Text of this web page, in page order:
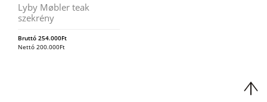
Lyby Møbler teak
szekrény
Bruttó 254.000Ft
Nettó 200.000Ft